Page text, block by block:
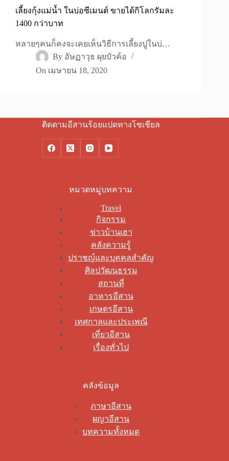
เลี้ยงกุ้งแม่น้ำ ในบ่อซีเมนต์ ขายได้กิโลกรัมละ
1400 กว่าบาท
หลายๆคนก็คงจะเคยเห็นวิธีการเลี้ยงปูในบ่…
By อัษฏาวุธ ผุยบัวค้อ
On เมษายน 18, 2020
ติดตามอีสานร้อยแปดทางโซเชียล
หมวดหมู่บทความ
Travel
กิจกรรม
ข่าวบ้านเฮา
คลังความรู้
ปราชญ์และบุคคลสำคัญ
ศิลปวัฒนธรรม
สถานที่
อาหารอีสาน
เกษตรอีสาน
เทศกาลและประเพณี
เที่ยวอีสาน
เรื่องทั่วไป
คลังข้อมูล
ภาษาอีสาน
ผญาอีสาน
บทความทั้งหมด